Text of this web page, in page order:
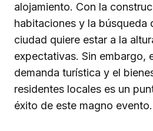
alojamiento. Con la
habitaciones y la búsqueda
ciudad quiere estar a la
expectativas. Sin embargo,
demanda turística y el
residentes locales es un
éxito de este magno evento.